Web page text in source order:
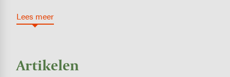
Lees meer
Artikelen